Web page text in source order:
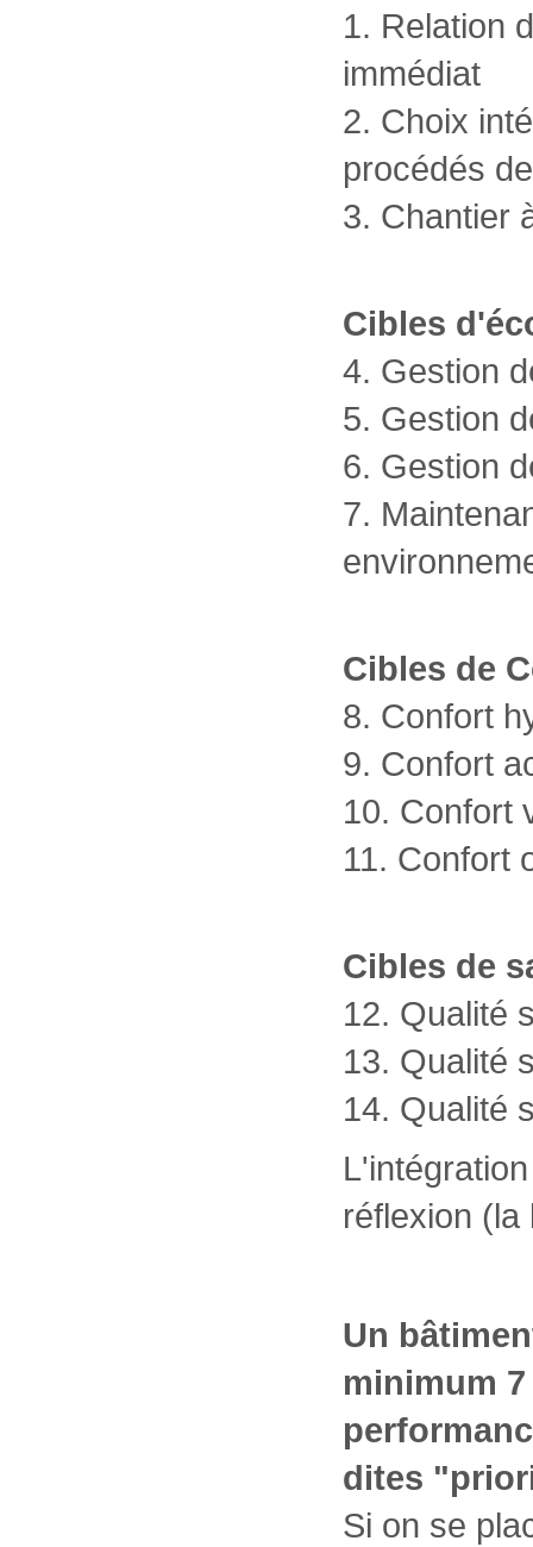
1. Relation
immédiat
2. Choix
procédés
3. Chantier
Cibles
4. Gestion
5. Gestion
6. Gestion
7.
Cibles de
8. Confort
9. Confort
10. Confort
11. Confort
Cibles de
12. Qualité
13. Qualité
14. Qualité
réflexion (la
Un
minimum
dites
Si on se